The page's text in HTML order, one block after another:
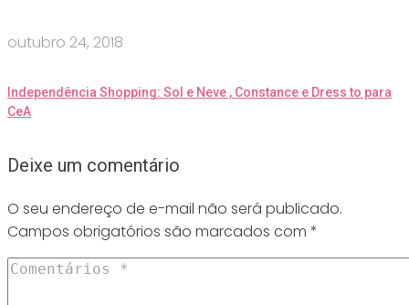
outubro 24, 2018
Independência Shopping: Sol e Neve , Constance e Dress to para
CeA
Deixe um comentário
O seu endereço de e-mail não será publicado.
Campos obrigatórios são marcados com *